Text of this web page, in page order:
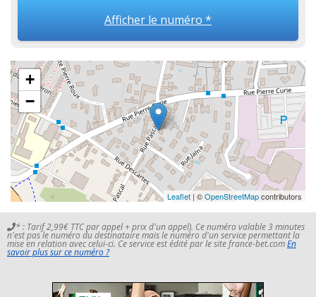
Afficher le numéro *
+
−
Leaflet | ©OpenStreetMapcontributors
* : Tarif 2,99€ TTC par appel + prix d'un appel). Ce numéro valable 3 minutes
n'est pas le numéro du destinataire mais le numéro d'un service permettant la
mise en relation avec celui-ci. Ce service est édité par le site france-bet.comEn
savoir plus sur ce numéro ?